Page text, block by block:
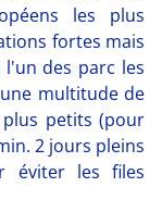
les plus
fortes mais
des parc les
multitude de
petits (pour
2 jours pleins
éviter les files